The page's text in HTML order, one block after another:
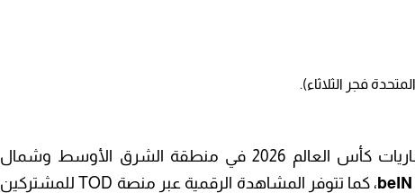
فجر الثلاثاء).
مباريات كأس العالم 2026 في منطقة الشرق الأوسط وشمال
، كما تتوفر المشاهدة الرقمية عبر منصة TOD للمشتركين